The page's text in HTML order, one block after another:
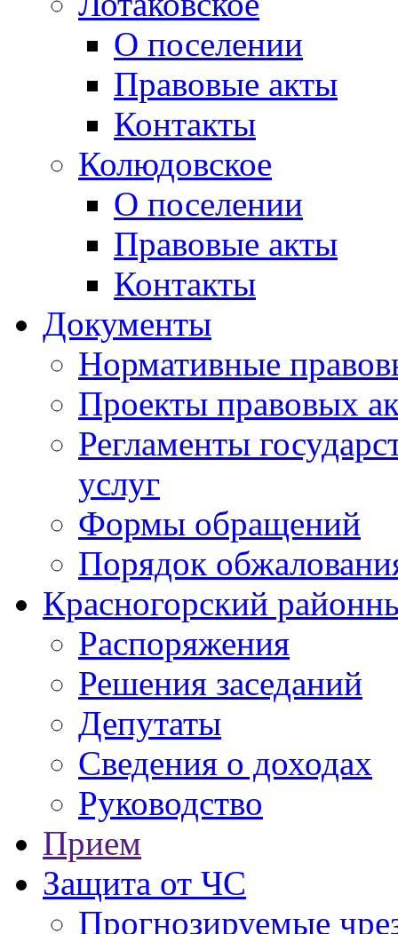
О поселении
Правовые акты
Контакты
Колюдовское
О поселении
Правовые акты
Контакты
Документы
Нормативные
Проекты правовых
Регламенты
услуг
Формы обращений
Порядок
Красногорский
Распоряжения
Решения заседаний
Депутаты
Сведения о доходах
Руководство
Прием
Защита от ЧС
Прогнозируемые